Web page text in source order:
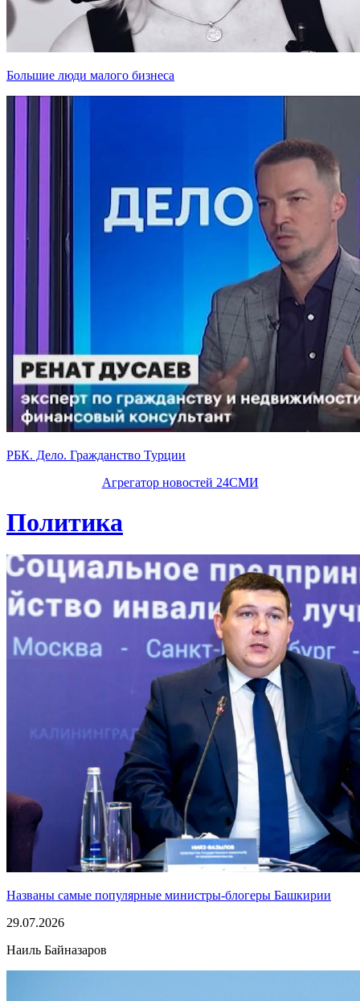
Большие люди малого бизнеса
РБК. Дело. Гражданство Турции
Агрегатор новостей 24СМИ
Политика
Названы самые популярные министры-блогеры Башкирии
29.07.2026
Наиль Байназаров